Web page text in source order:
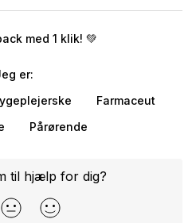
med 1 klik! 💚
er:
Farmaceut
Pårørende
til hjælp for dig?